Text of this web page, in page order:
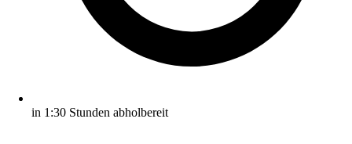
in 1:30 Stunden abholbereit